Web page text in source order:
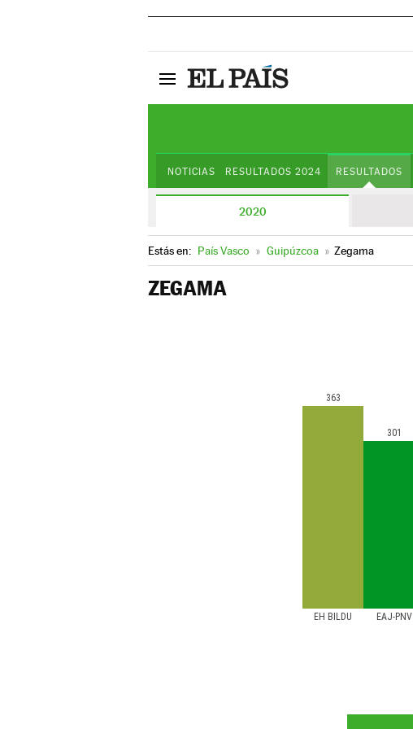
NOTICIAS RESULTADOS 2024 RESULTADOS
2020
Estás en: País Vasco » Guipúzcoa » Zegama
ZEGAMA
EH BILDU EAJ-PNV
363
301